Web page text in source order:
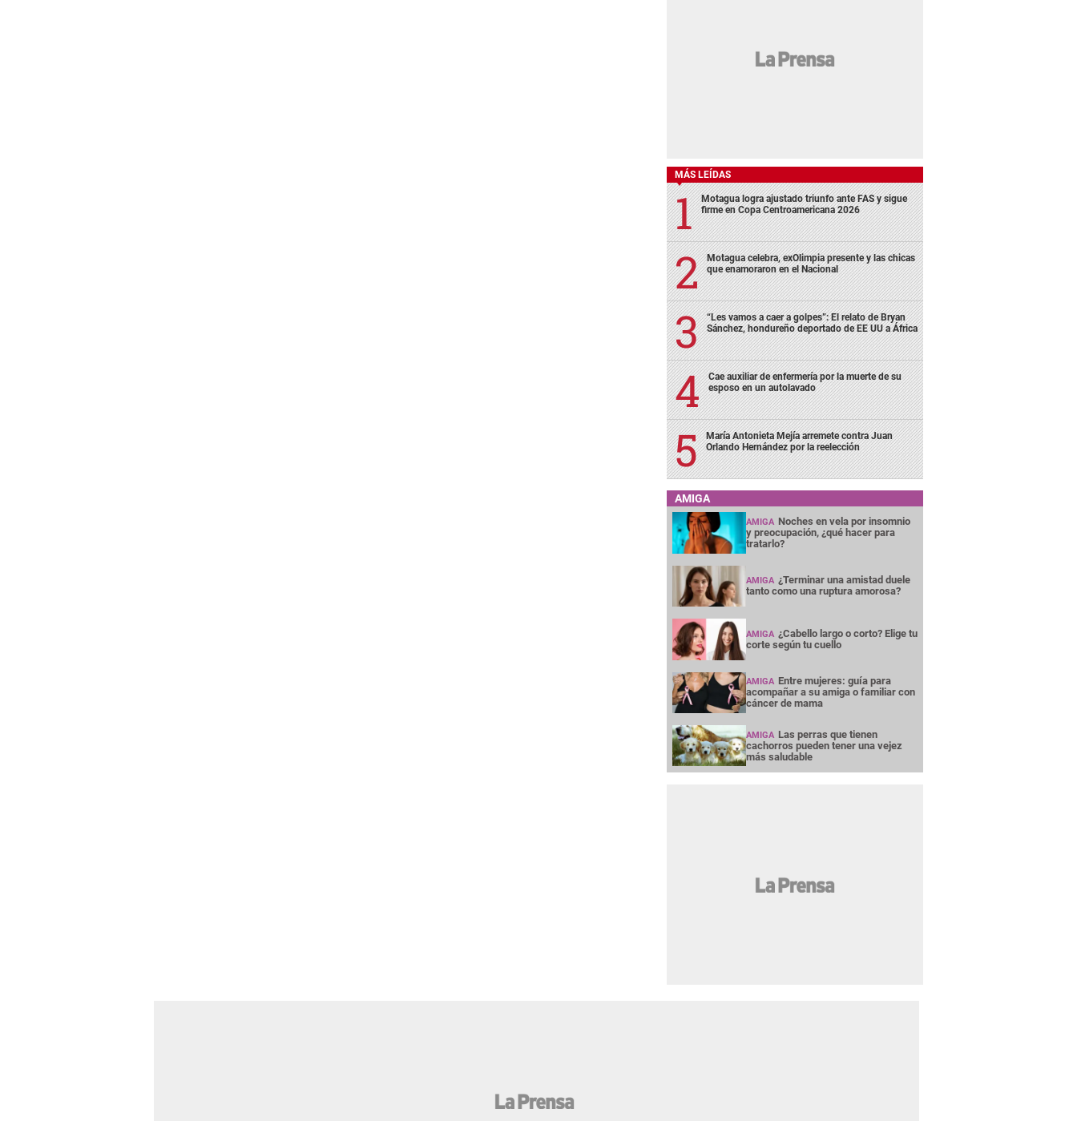
MÁS LEÍDAS
Motagua logra ajustado triunfo ante FAS y sigue
firme en Copa Centroamericana 2026
Motagua celebra, exOlimpia presente y las chicas
que enamoraron en el Nacional
“Les vamos a caer a golpes”: El relato de Bryan
Sánchez, hondureño deportado de EE UU a África
Cae auxiliar de enfermería por la muerte de su
esposo en un autolavado
María Antonieta Mejía arremete contra Juan
Orlando Hernández por la reelección
AMIGA
AMIGA Noches en vela por insomnio
y preocupación, ¿qué hacer para
tratarlo?
AMIGA ¿Terminar una amistad duele
tanto como una ruptura amorosa?
AMIGA ¿Cabello largo o corto? Elige tu
corte según tu cuello
AMIGA Entre mujeres: guía para
acompañar a su amiga o familiar con
cáncer de mama
AMIGA Las perras que tienen
cachorros pueden tener una vejez
más saludable